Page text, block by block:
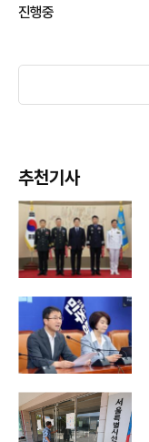
진행중
추천기사